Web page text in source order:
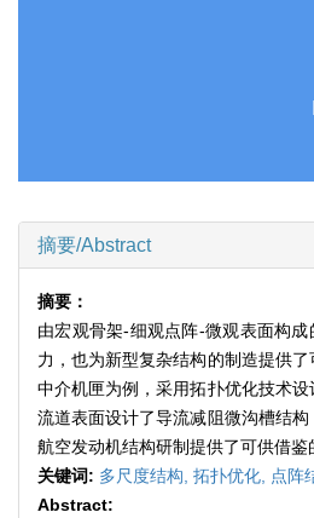
摘要/Abstract
摘要：
由宏观骨架-细观点阵-微观表面构
力，也为新型复杂结构的制造提供
中介机匣为例，采用拓扑优化技术
流道表面设计了导流减阻微沟槽结
航空发动机结构研制提供了可供借鉴
关键词: 多尺度结构, 拓扑优化, 点阵
Abstract: